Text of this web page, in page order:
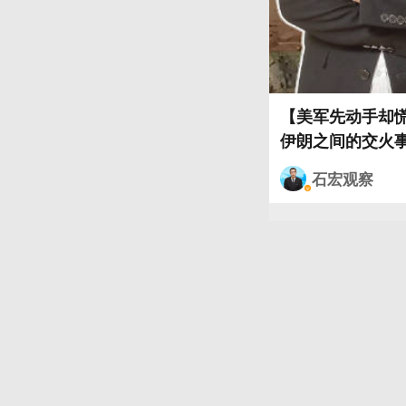
【美军先动手
伊朗之间的交火
火强度最高的一
石宏观察